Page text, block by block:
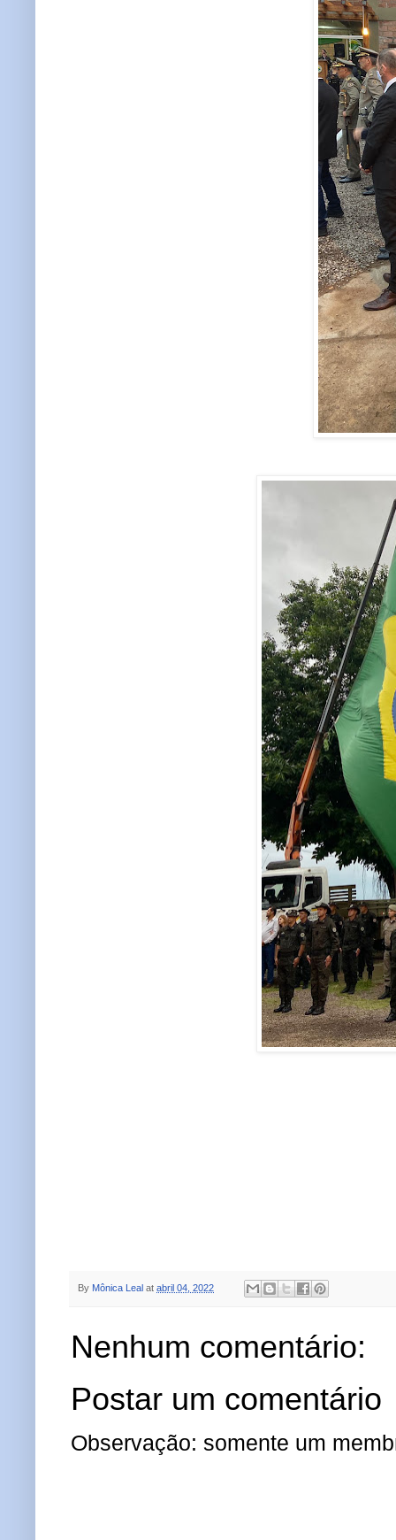
By Mônica Leal at abril 04, 2022
Nenhum comentário:
Postar um comentário
Observação: somente um